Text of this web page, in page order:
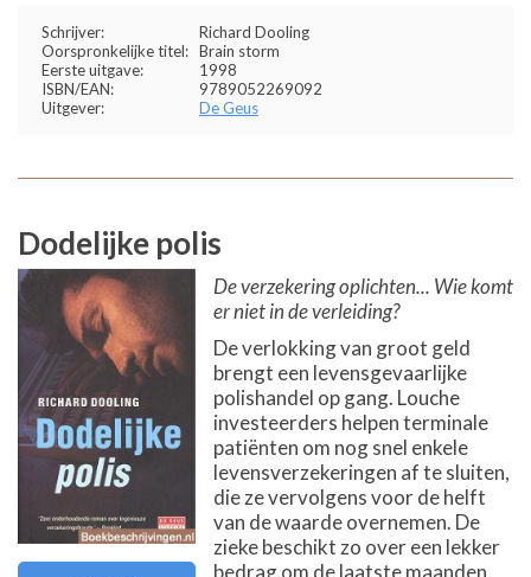
Schrijver:
Richard Dooling
Oorspronkelijke titel: Brain storm
Eerste uitgave:
1998
ISBN/EAN:
9789052269092
Uitgever:
De Geus
Dodelijke polis
De verzekering oplichten... Wie komt
er niet in de verleiding?
De verlokking van groot geld
brengt een levensgevaarlijke
polishandel op gang. Louche
investeerders helpen terminale
patiënten om nog snel enkele
levensverzekeringen af te sluiten,
die ze vervolgens voor de helft
van de waarde overnemen. De
zieke beschikt zo over een lekker
bedrag om de laatste maanden